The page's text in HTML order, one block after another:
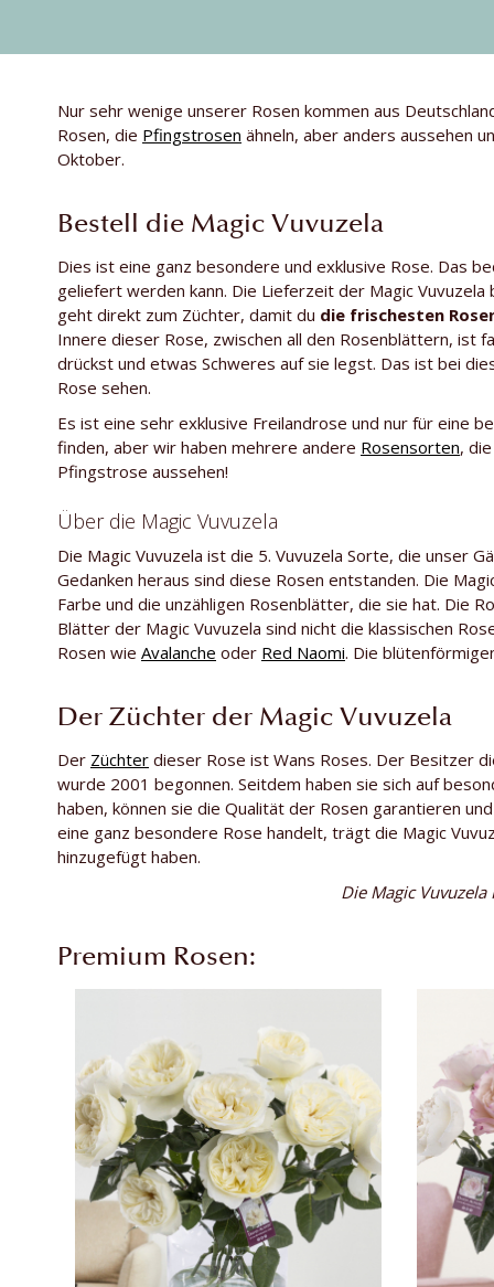
Nur sehr wenige unserer Rosen kommen aus
Rosen, die Pfingstrosen ähneln, aber anders aussehen
Oktober.
Bestell die Magic Vuvuzela
Dies ist eine ganz besondere und exklusive Rose. Das
geliefert werden kann. Die Lieferzeit der Magic
geht direkt zum Züchter, damit du die frischesten
Innere dieser Rose, zwischen all den Rosenblättern, ist
drückst und etwas Schweres auf sie legst. Das ist bei
Rose sehen.
Es ist eine sehr exklusive Freilandrose und nur für eine
finden, aber wir haben mehrere andere Rosensorten,
Pfingstrose aussehen!
Über die Magic Vuvuzela
Die Magic Vuvuzela ist die 5. Vuvuzela Sorte, die unser
Gedanken heraus sind diese Rosen entstanden. Die
Farbe und die unzähligen Rosenblätter, die sie hat. Die
Blätter der Magic Vuvuzela sind nicht die klassischen
Rosen wie Avalanche oder Red Naomi. Die
Der Züchter der Magic Vuvuzela
Der Züchter dieser Rose ist Wans Roses. Der Besitzer
wurde 2001 begonnen. Seitdem haben sie sich auf
haben, können sie die Qualität der Rosen garantieren
eine ganz besondere Rose handelt, trägt die Magic
hinzugefügt haben.
Die Magic
Premium Rosen: